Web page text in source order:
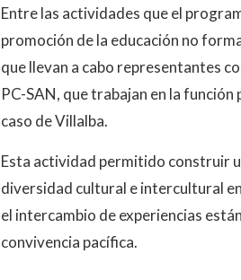
Entre las actividades que el
promoción de la educación no
que llevan a cabo representantes
PC-SAN, que trabajan en la
caso de Villalba.
Esta actividad permitido construir
diversidad cultural e intercultural
el intercambio de experiencias
convivencia pacífica.